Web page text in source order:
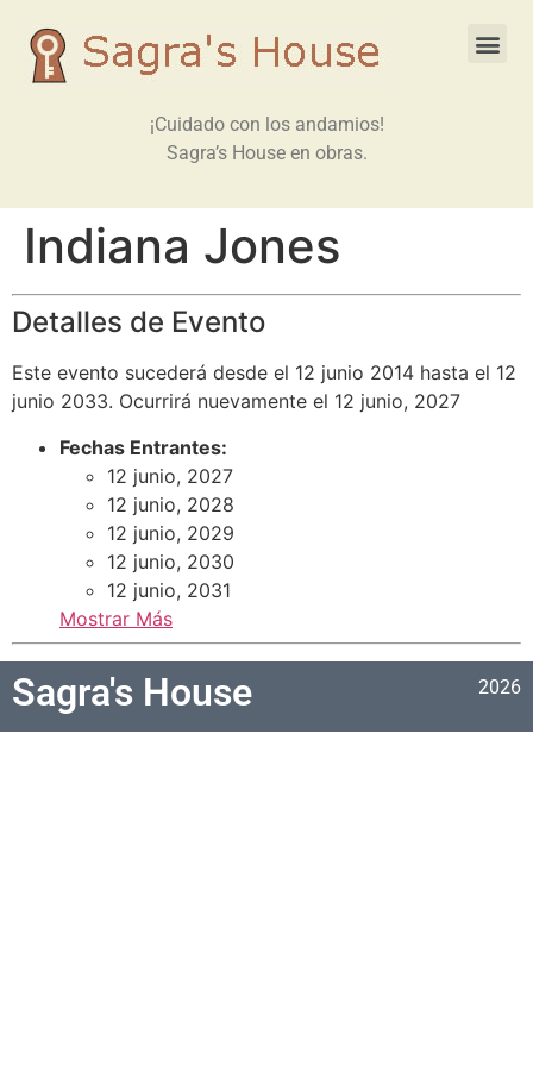
¡Cuidado con los andamios!
Sagra’s House en obras.
Indiana Jones
Detalles de Evento
Este evento sucederá desde el 12 junio 2014 hasta el 12
junio 2033. Ocurrirá nuevamente el 12 junio, 2027
Fechas Entrantes:
12 junio, 2027
12 junio, 2028
12 junio, 2029
12 junio, 2030
12 junio, 2031
Mostrar Más
Sagra's House 2026